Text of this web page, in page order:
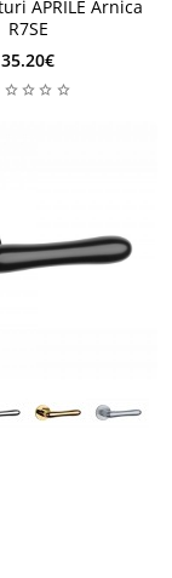
APRILE Arnica
R7SE
35.20€